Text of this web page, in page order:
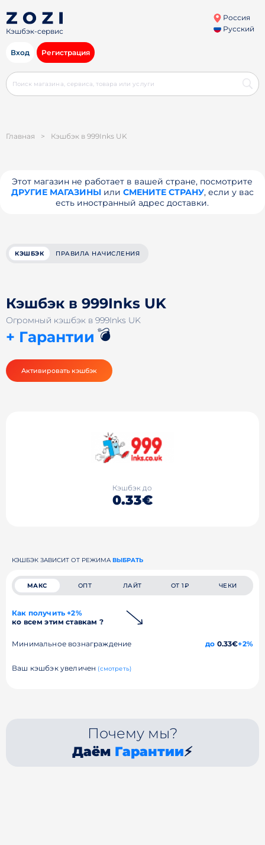
Кэшбэк-сервис
Россия
Русский
Вход Регистрация
Главная > Кэшбэк в 999Inks UK
Этот магазин не работает в вашей стране, посмотрите
ДРУГИЕ МАГАЗИНЫили СМЕНИТЕ СТРАНУ, если у вас
есть иностранный адрес доставки.
КЭШБЭК ПРАВИЛА НАЧИСЛЕНИЯ
Кэшбэк в 999Inks UK
Огромный кэшбэк в 999Inks UK
+ Гарантии 💣
Активировать кэшбэк
Кэшбэк до
0.33€
КЭШБЭК ЗАВИСИТ ОТ РЕЖИМА ВЫБРАТЬ
МАКС ОПТ ЛАЙТ ОТ 1₽ ЧЕКИ
Как получить +2%
ко всем этим ставкам ?
Минимальное вознаграждение до 0.33€+2%
Ваш кэшбэк увеличен (смотреть)
Почему мы?
Даём Гарантии⚡